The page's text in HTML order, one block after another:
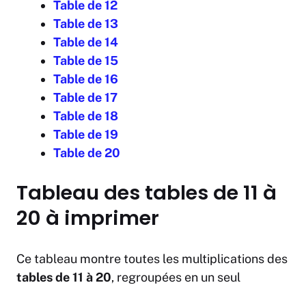
Table de 12
Table de 13
Table de 14
Table de 15
Table de 16
Table de 17
Table de 18
Table de 19
Table de 20
Tableau des tables de 11 à
20 à imprimer
Ce tableau montre toutes les multiplications des
tables de 11 à 20, regroupées en un seul